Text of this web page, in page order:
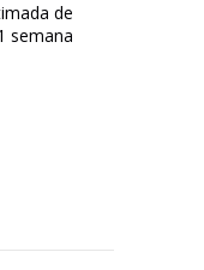
de
semana